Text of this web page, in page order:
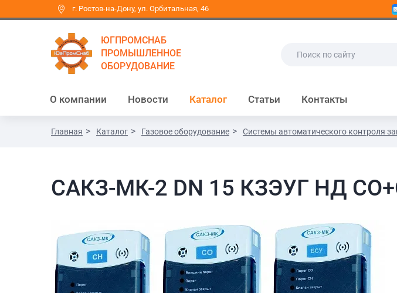
г. Ростов-на-Дону, ул. Орбитальная, 46
ЮГПРОМСНАБ
ПРОМЫШЛЕННОЕ
ОБОРУДОВАНИЕ
О компании Новости Каталог Статьи Контакты
Главная Каталог Газовое оборудование Системы автоматического контроля
САКЗ-МК-2 DN 15 КЗЭУГ НД